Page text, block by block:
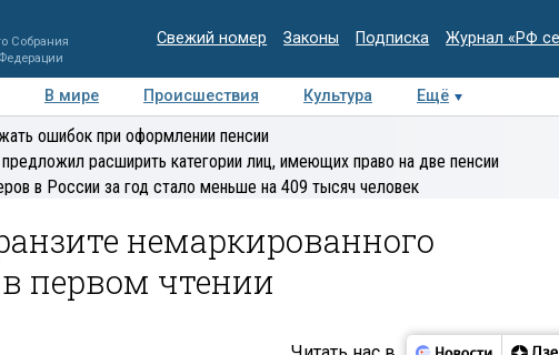
Собрания
Свежий номер Законы Подписка Журнал «РФ
В мире Происшествия Культура
Ещё
Медиацентр Интервью
ошибок при оформлении пенсии
расширить категории лиц, имеющих право на две пенсии
в России за год стало меньше на 409 тысяч человек
немаркированного
первом чтении